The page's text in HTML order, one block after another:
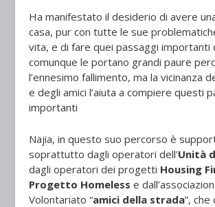
Ha manifestato il desiderio di avere
casa, pur con tutte le sue
vita, e di fare quei passaggi importanti
comunque le portano grandi paure
l’ennesimo fallimento, ma la vicinanza
e degli amici l’aiuta a compiere questi
importanti
Najia, in questo suo percorso è
soprattutto dagli operatori dell’Unità
dagli operatori dei progetti Housing
Progetto Homeless e
Volontariato “amici della strada”, che